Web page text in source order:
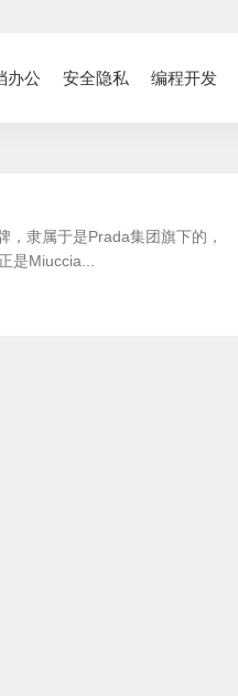
办公 安全隐私 编程开发
隶属于是Prada集团旗下的，
是Miuccia...